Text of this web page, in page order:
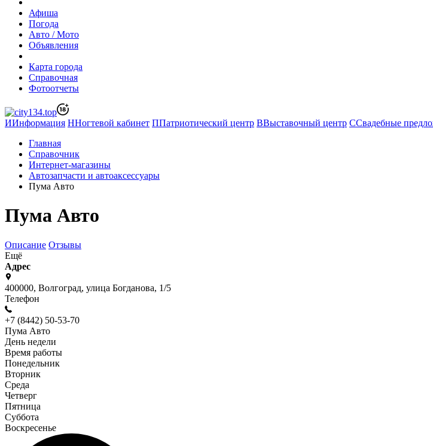
Афиша
Погода
Авто / Мото
Объявления
Карта города
Справочная
Фотоотчеты
ИИнформация ННогтевой кабинет ППатриотический центр ВВыставочный центр ССвадебные
Главная
Справочник
Интернет-магазины
Автозапчасти и автоаксессуары
Пума Авто
Пума Авто
Описание Отзывы
Ещё
Адрес
400000, Волгоград, улица Богданова, 1/5
Телефон
+7 (8442) 50-53-70
Пума Авто
День недели
Время работы
Понедельник
Вторник
Среда
Четверг
Пятница
Суббота
Воскресенье